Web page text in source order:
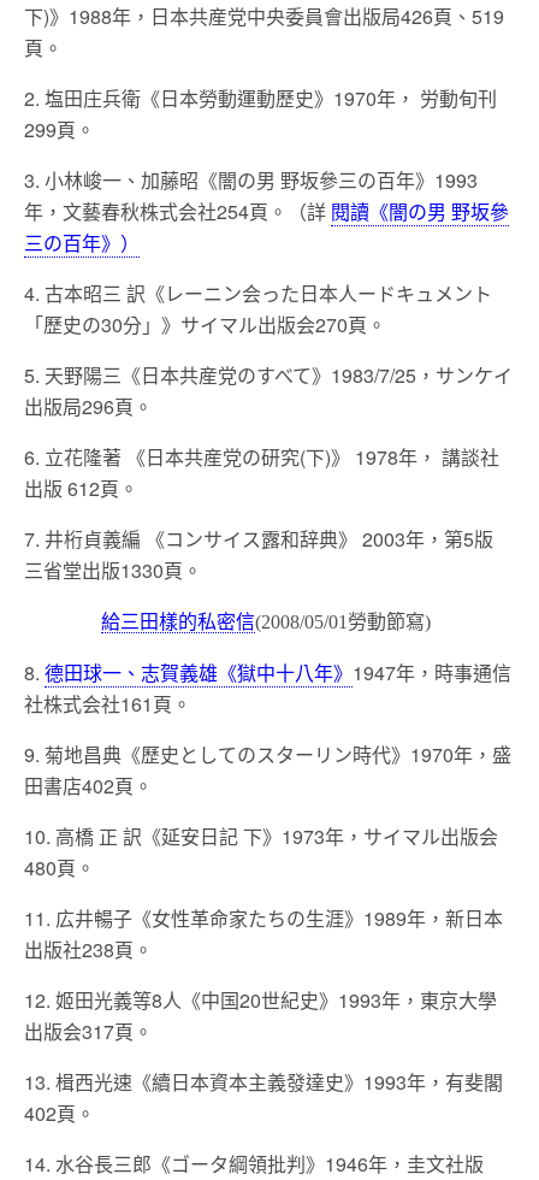
下)》1988年，日本共産党中央委員會出版局426頁、519
頁。
2. 塩田庄兵衛《日本勞動運動歷史》1970年， 労動旬刊
299頁。
3. 小林峻一、加藤昭《闇の男 野坂參三の百年》1993
年，文藝春秋株式会社254頁。（詳 閱讀《闇の男 野坂參
三の百年》）
4. 古本昭三 訳《レーニン会った日本人ードキュメント
「歷史の30分」》サイマル出版会270頁。
5. 天野陽三《日本共産党のすべて》1983/7/25，サンケイ
出版局296頁。
6. 立花隆著 《日本共産党の研究(下)》 1978年， 講談社
出版 612頁。
7. 井桁貞義編 《コンサイス露和辞典》 2003年，第5版
三省堂出版1330頁。
給三田樣的私密信(2008/05/01勞動節寫)
8. 德田球一、志賀義雄《獄中十八年》 1947年，時事通信
社株式会社161頁。
9. 菊地昌典《歷史としてのスターリン時代》1970年，盛
田書店402頁。
10. 高橋 正 訳《延安日記 下》1973年，サイマル出版会
480頁。
11. 広井暢子《女性革命家たちの生涯》1989年，新日本
出版社238頁。
12. 姬田光義等8人《中国20世紀史》1993年，東京大學
出版会317頁。
13. 楫西光速《續日本資本主義發達史》1993年，有斐閣
402頁。
14. 水谷長三郎《ゴータ綱領批判》1946年，圭文社版